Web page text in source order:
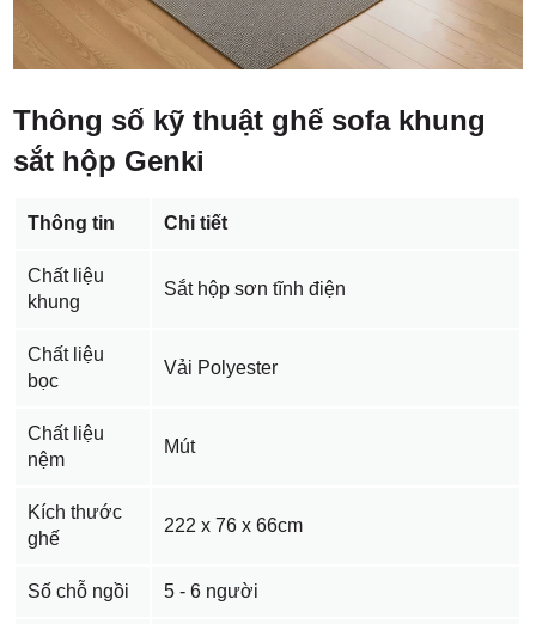
Thông số kỹ thuật ghế sofa khung
sắt hộp Genki
Thông tin Chi tiết
Chất liệu
khung
Sắt hộp sơn tĩnh điện
Chất liệu
bọc
Vải Polyester
Chất liệu
nệm
Mút
Kích thước
ghế
222 x 76 x 66cm
Số chỗ ngồi 5 - 6 người